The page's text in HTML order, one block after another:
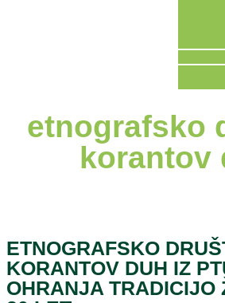
etnografsko
korantov
ETNOGRAFSKO
KORANTOV DUH IZ
OHRANJA TRADICIJO